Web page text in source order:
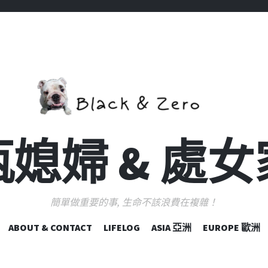
婦 & 處
簡單做重要的事, 生命不該浪費在複雜！
跳
ABOUT & CONTACT LIFELOG ASIA 亞洲 EUROPE 歐洲